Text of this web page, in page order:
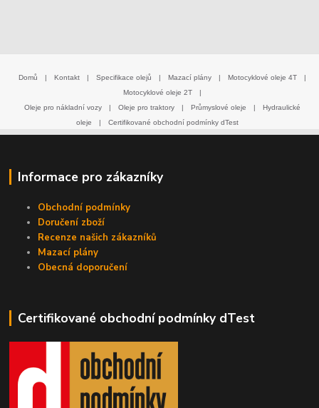
Domů | Kontakt | Specifikace olejů | Mazací plány | Motocyklové oleje 4T
|
Motocyklové oleje 2T
|
Oleje pro nákladní vozy
| Oleje pro traktory | Průmyslové oleje |
Hydraulické
oleje
| Certifikované obchodní podmínky dTest
Informace pro zákazníky
Obchodní podmínky
Doručení zboží
Recenze našich zákazníků
Mazací plány
Obecná doporučení
Certifikované obchodní podmínky dTest